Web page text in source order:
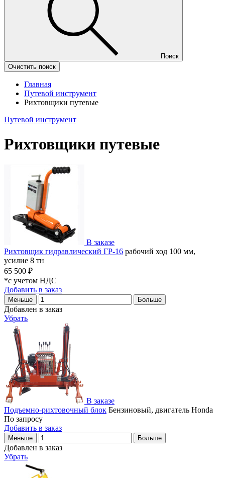
Поиск
Очистить поиск
Главная
Путевой инструмент
Рихтовщики путевые
Путевой инструмент
Рихтовщики путевые
В заказе
Рихтовщик гидравлический ГР-16 рабочий ход 100 мм,
усилие 8 тн
65 500 ₽
*с учетом НДС
Добавить в заказ
Меньше Больше
Добавлен в заказ
Убрать
В заказе
Подъемно-рихтовочный блок Бензиновый, двигатель Honda
По запросу
Добавить в заказ
Меньше Больше
Добавлен в заказ
Убрать